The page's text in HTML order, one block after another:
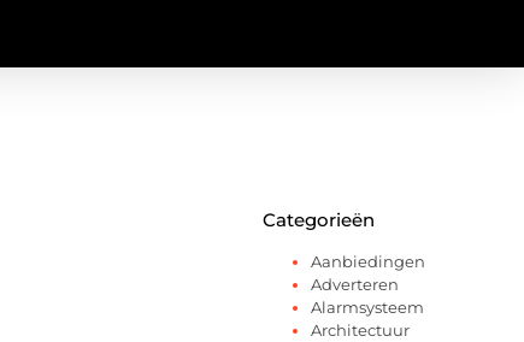
Categorieën
Aanbiedingen
Adverteren
Alarmsysteem
Architectuur